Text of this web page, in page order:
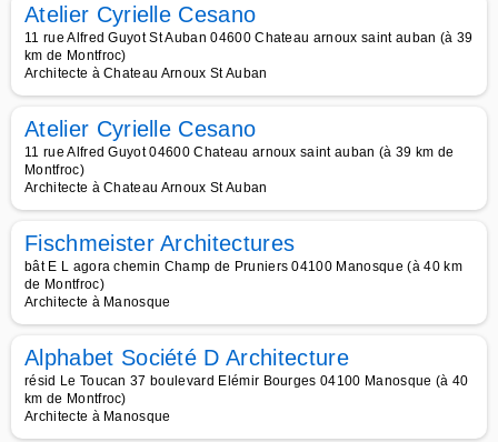
Atelier Cyrielle Cesano
11 rue Alfred Guyot St Auban 04600 Chateau arnoux saint auban (à 39
km de Montfroc)
Architecte à Chateau Arnoux St Auban
Atelier Cyrielle Cesano
11 rue Alfred Guyot 04600 Chateau arnoux saint auban (à 39 km de
Montfroc)
Architecte à Chateau Arnoux St Auban
Fischmeister Architectures
bât E L agora chemin Champ de Pruniers 04100 Manosque (à 40 km
de Montfroc)
Architecte à Manosque
Alphabet Société D Architecture
résid Le Toucan 37 boulevard Elémir Bourges 04100 Manosque (à 40
km de Montfroc)
Architecte à Manosque